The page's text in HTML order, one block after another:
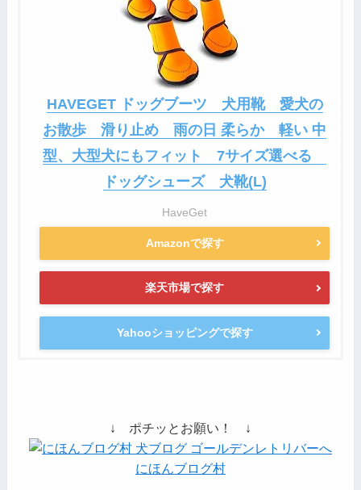
HAVEGET ドッグブーツ 犬用靴 愛犬の
お散歩 滑り止め 雨の日 柔らか 軽い 中
型、大型犬にもフィット 7サイズ選べる
ドッグシューズ 犬靴(L)
HaveGet
Amazonで探す
楽天市場で探す
Yahooショッピングで探す
↓ ポチッとお願い！ ↓
にほんブログ村